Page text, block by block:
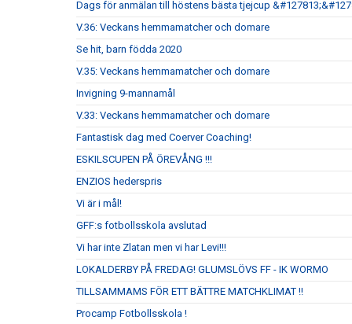
Dags för anmälan till höstens bästa tjejcup
V.36: Veckans hemmamatcher och domare
Se hit, barn födda 2020
V.35: Veckans hemmamatcher och domare
Invigning 9-mannamål
V.33: Veckans hemmamatcher och domare
Fantastisk dag med Coerver Coaching!
ESKILSCUPEN PÅ ÖREVÅNG !!!
ENZIOS hederspris
Vi är i mål!
GFF:s fotbollsskola avslutad
Vi har inte Zlatan men vi har Levi!!!
LOKALDERBY PÅ FREDAG! GLUMSLÖVS FF - IK WORMO
TILLSAMMAMS FÖR ETT BÄTTRE MATCHKLIMAT !!
Procamp Fotbollsskola !